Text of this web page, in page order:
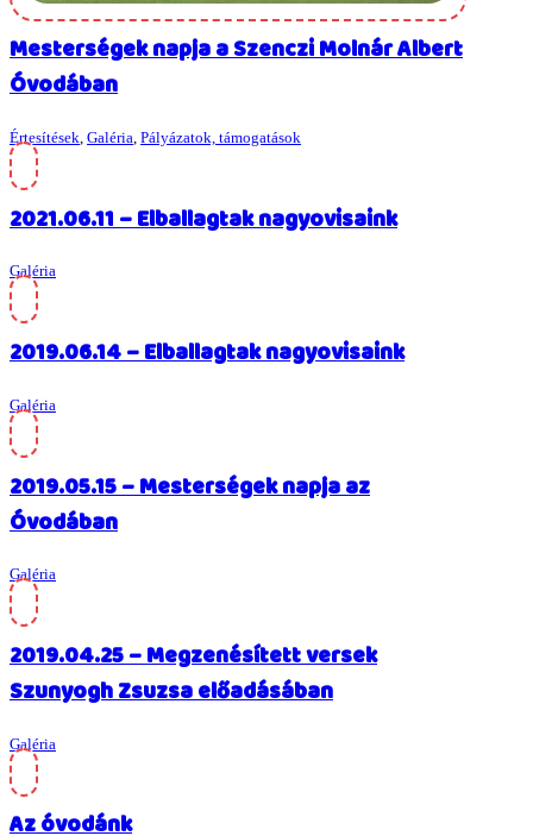
Mesterségek napja a Szenczi Molnár Albert
Óvodában
Értesítések, Galéria, Pályázatok, támogatások
2021.06.11 – Elballagtak nagyovisaink
Galéria
2019.06.14 – Elballagtak nagyovisaink
Galéria
2019.05.15 – Mesterségek napja az
Óvodában
Galéria
2019.04.25 – Megzenésített versek
Szunyogh Zsuzsa előadásában
Galéria
Az óvodánk